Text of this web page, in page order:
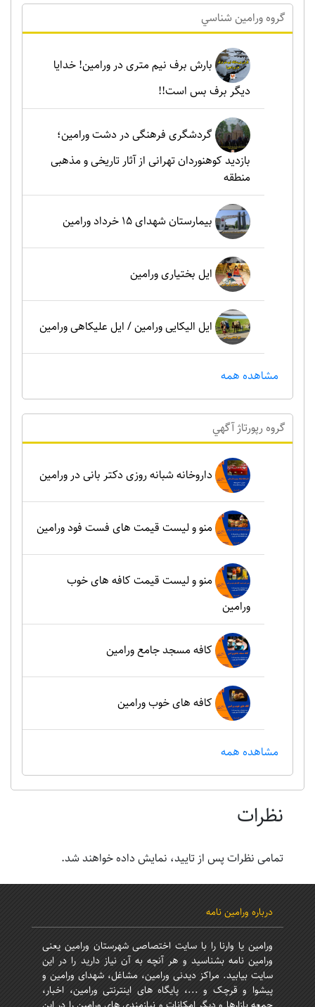
گروه ورامين شناسي
بارش برف نیم متری در ورامین! خدایا
دیگر برف بس است!!
گردشگری فرهنگی در دشت ورامین؛
بازدید کوهنوردان تهرانی از آثار تاریخی و مذهبی
منطقه
بیمارستان شهدای 15 خرداد ورامین
ایل بختیاری ورامین
ایل الیکایی ورامین / ایل علیکاهی ورامین
مشاهده همه
گروه رپورتاژ آگهي
داروخانه شبانه روزی دکتر بانی در ورامین
منو و لیست قیمت های فست فود ورامین
منو و لیست قیمت کافه های خوب
ورامین
کافه مسجد جامع ورامین
کافه های خوب ورامین
مشاهده همه
نظرات
تمامی نظرات پس از تایید، نمایش داده خواهند شد.
درباره ورامین نامه
ورامین یا وارنا را با سایت اختصاصی شهرستان ورامین یعنی
ورامین نامه بشناسید و هر آنچه به آن نیاز دارید را در این
سایت بیابید. مراکز دیدنی ورامین، مشاغل، شهدای ورامین و
پیشوا و قرچک و ...، پایگاه های اینترنتی ورامین، اخبار،